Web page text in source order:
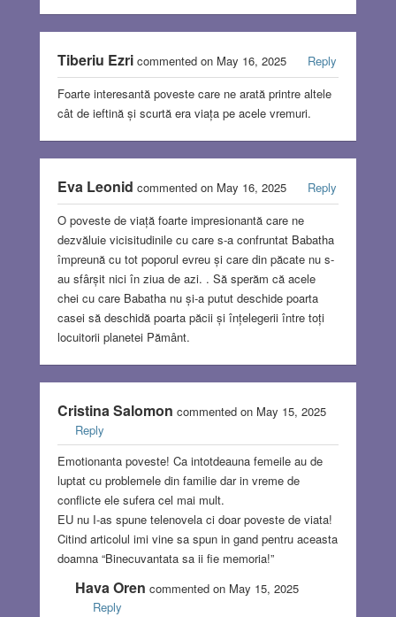
Tiberiu Ezricommented on May 16, 2025
Reply
Foarte interesantă poveste care ne arată printre altele
cât de ieftină și scurtă era viața pe acele vremuri.
Eva Leonid commented on May 16, 2025
Reply
O poveste de viață foarte impresionantă care ne
dezvăluie vicisitudinile cu care s-a confruntat Babatha
împreună cu tot poporul evreu și care din păcate nu s-
au sfârșit nici în ziua de azi. . Să sperăm că acele
chei cu care Babatha nu și-a putut deschide poarta
casei să deschidă poarta păcii și înțelegerii între toți
locuitorii planetei Pământ.
Cristina Salomon commented on May 15, 2025
Reply
Emotionanta poveste! Ca intotdeauna femeile au de
luptat cu problemele din familie dar in vreme de
conflicte ele sufera cel mai mult.
EU nu I-as spune telenovela ci doar poveste de viata!
Citind articolul imi vine sa spun in gand pentru aceasta
doamna “Binecuvantata sa ii fie memoria!”
Hava Oren commented on May 15, 2025
Reply